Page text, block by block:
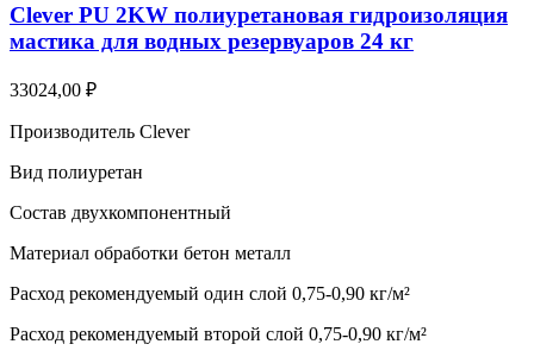
Clever PU 2KW полиуретановая гидроизоляция
мастика для водных резервуаров 24 кг
33024,00 ₽
Производитель Clever
Вид полиуретан
Состав двухкомпонентный
Материал обработки бетон металл
Расход рекомендуемый один слой 0,75-0,90 кг/м²
Расход рекомендуемый второй слой 0,75-0,90 кг/м²